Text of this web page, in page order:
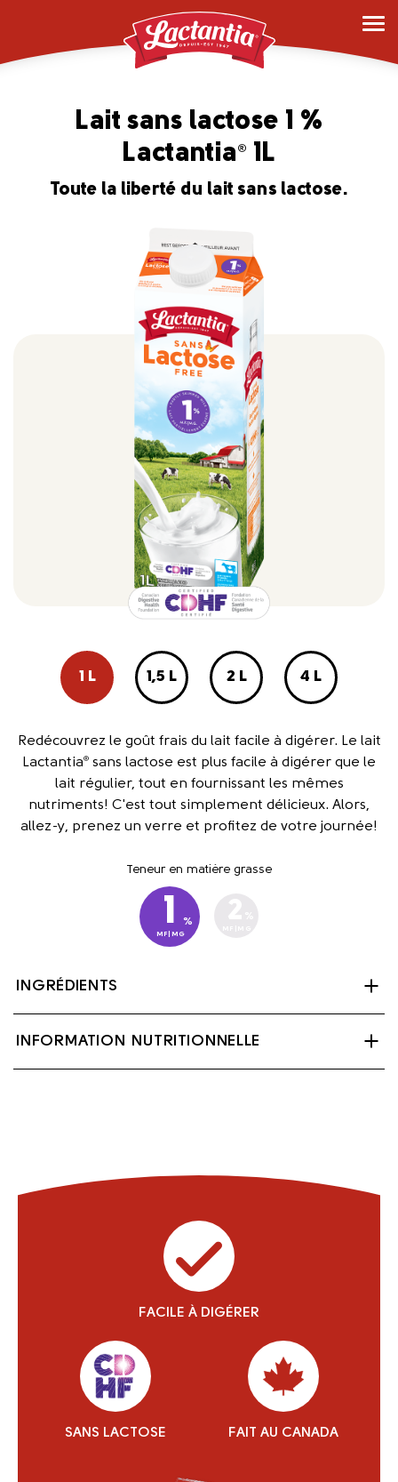
Lait sans lactose 1 %
Lactantia ® 1L
Toute la liberté du lait sans lactose.
1 L 1,5 L 2 L 4 L
Redécouvrez le goût frais du lait facile à digérer. Le lait
Lactantia® sans lactose est plus facile à digérer que le
lait régulier, tout en fournissant les mêmes
nutriments! C'est tout simplement délicieux. Alors,
allez-y, prenez un verre et profitez de votre journée!
Teneur en matière grasse
1 %
MF|MG
INGRÉDIENTS
Lait partiellement écrémé, Lactase (enzyme),
INFORMATION NUTRITIONNELLE
FACILE À DIGÉRER
SANS LACTOSE FAIT AU CANADA